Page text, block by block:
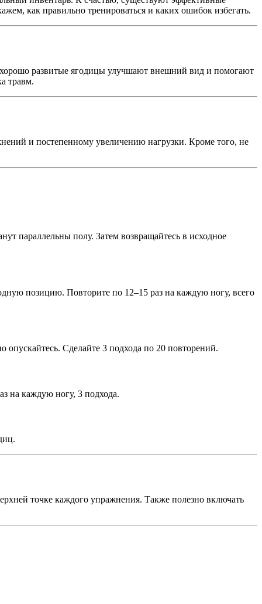
как правильно тренироваться и каких ошибок избегать.
развитые ягодицы улучшают внешний вид и помогают
травм.
и постепенному увеличению нагрузки. Кроме того, не
параллельны полу. Затем возвращайтесь в исходное
позицию. Повторите по 12–15 раз на каждую ногу, всего
опускайтесь. Сделайте 3 подхода по 20 повторений.
на каждую ногу, 3 подхода.
точке каждого упражнения. Также полезно включать